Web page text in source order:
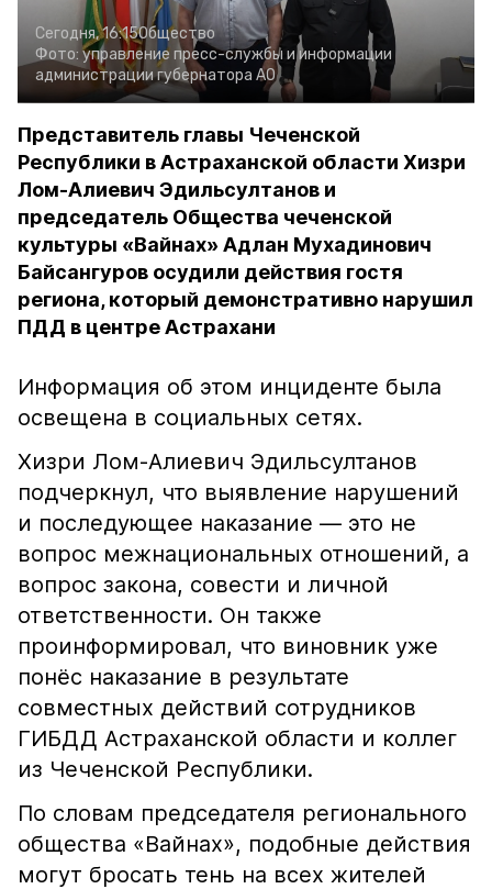
Сегодня, 16:15Общество
Фото: управление пресс-службы и информации
администрации губернатора АО
Представитель главы Чеченской
Республики в Астраханской области Хизри
Лом-Алиевич Эдильсултанов и
председатель Общества чеченской
культуры «Вайнах» Адлан Мухадинович
Байсангуров осудили действия гостя
региона, который демонстративно нарушил
ПДД в центре Астрахани
Информация об этом инциденте была
освещена в социальных сетях.
Хизри Лом-Алиевич Эдильсултанов
подчеркнул, что выявление нарушений
и последующее наказание — это не
вопрос межнациональных отношений, а
вопрос закона, совести и личной
ответственности. Он также
проинформировал, что виновник уже
понёс наказание в результате
совместных действий сотрудников
ГИБДД Астраханской области и коллег
из Чеченской Республики.
По словам председателя регионального
общества «Вайнах», подобные действия
могут бросать тень на всех жителей